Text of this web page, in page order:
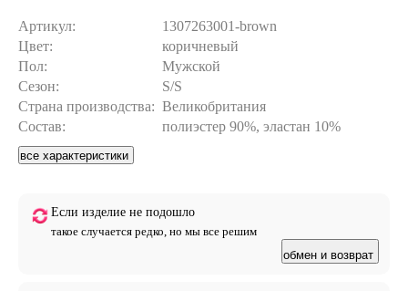
нагрузок. Легкая синтетическая ткань с гладкой
поверхностью не сковывает движений и быстро отводит
влагу. Идеальный выбор для бега и тренировок в зале.
Артикул:
1307263001-brown
Цвет:
коричневый
Пол:
Мужской
Сезон:
S/S
Страна производства: Великобритания
Состав:
полиэстер 90%, эластан 10%
все характеристики
Если изделие не подошло
такое случается редко, но мы все решим
обмен и возврат